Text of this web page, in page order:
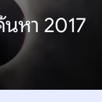
หา 2017